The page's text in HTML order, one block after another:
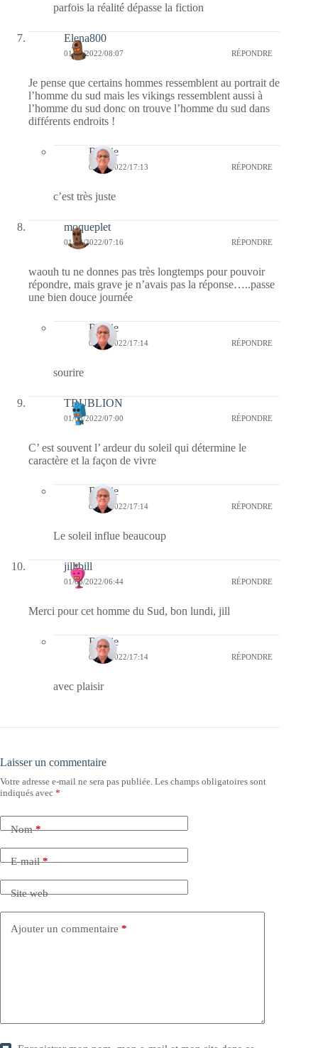
parfois la réalité dépasse la fiction
Elena800
01/08/2022/08:07 RÉPONDRE
Je pense que certains hommes ressemblent au portrait de
l’homme du sud mais les vikings ressemblent aussi à
l’homme du sud donc on trouve l’homme du sud dans
différents endroits !
Bernie
01/08/2022/17:13 RÉPONDRE
c’est très juste
moqueplet
01/08/2022/07:16 RÉPONDRE
waouh tu ne donnes pas très longtemps pour pouvoir
répondre, mais grave je n’avais pas la réponse…..passe
une bien douce journée
Bernie
01/08/2022/17:14 RÉPONDRE
sourire
TRUBLION
01/08/2022/07:00 RÉPONDRE
C’ est souvent l’ ardeur du soleil qui détermine le
caractère et la façon de vivre
Bernie
01/08/2022/17:14 RÉPONDRE
Le soleil influe beaucoup
jill bill
01/08/2022/06:44 RÉPONDRE
Merci pour cet homme du Sud, bon lundi, jill
Bernie
01/08/2022/17:14 RÉPONDRE
avec plaisir
Laisser un commentaire
Votre adresse e-mail ne sera pas publiée. Les champs obligatoires sont
indiqués avec *
Nom*
E-mail*
Site web
Ajouter un commentaire *